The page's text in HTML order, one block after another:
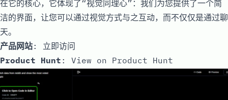
在它的核心，它体现了“视觉同理心”：我们为您提供了一个简
洁的界面，让您可以通过视觉方式与之互动，而不仅仅是通过聊
天。
产品网站: 立即访问
Product Hunt : View on Product Hunt